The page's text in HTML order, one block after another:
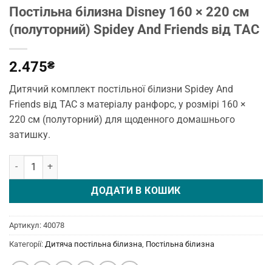
Постільна білизна Disney 160 × 220 см
(полуторний) Spidey And Friends від TAC
2.475₴
Дитячий комплект постільної білизни Spidey And
Friends від TAC з матеріалу ранфорс, у розмірі 160 ×
220 см (полуторний) для щоденного домашнього
затишку.
Постільна білизна Disney 160 × 220 см (полуторний) Spidey And
ДОДАТИ В КОШИК
Артикул: 40078
Категорії: Дитяча постільна білизна Постільна білизна